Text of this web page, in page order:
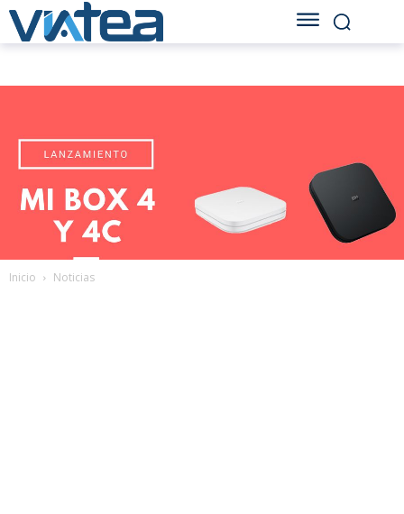
Inicio Noticias